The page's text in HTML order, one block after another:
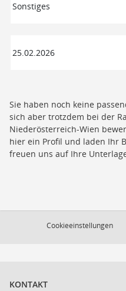
Sonstiges
25.02.2026
Sie haben noch keine
sich aber trotzdem bei der
Niederösterreich-Wien
hier ein Profil und laden Ihr
freuen uns auf Ihre
Cookieeinstellungen
KONTAKT